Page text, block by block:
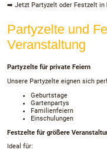
➡️ Jetzt Partyzelt oder Festzelt in
Partyzelte und
Veranstaltung
Partyzelte für private Feiern
Unsere Partyzelte eignen sich
Geburtstage
Gartenpartys
Familienfeiern
Einschulungen
Festzelte für größere
Ideal für: